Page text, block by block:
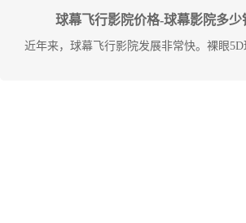
球幕飞行影院价格-球幕影院多少